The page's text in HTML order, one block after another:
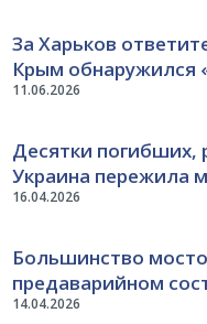
11.06.2026
За Харьков
Крым обнаружился
16.04.2026
Десятки погибших,
Украина пережила
14.04.2026
Большинство
предаварийном